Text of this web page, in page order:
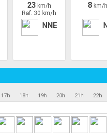
23km/h
Raf. 30 km/h
NNE
8 km/h
17h 18h 19h 20h 21h 22h